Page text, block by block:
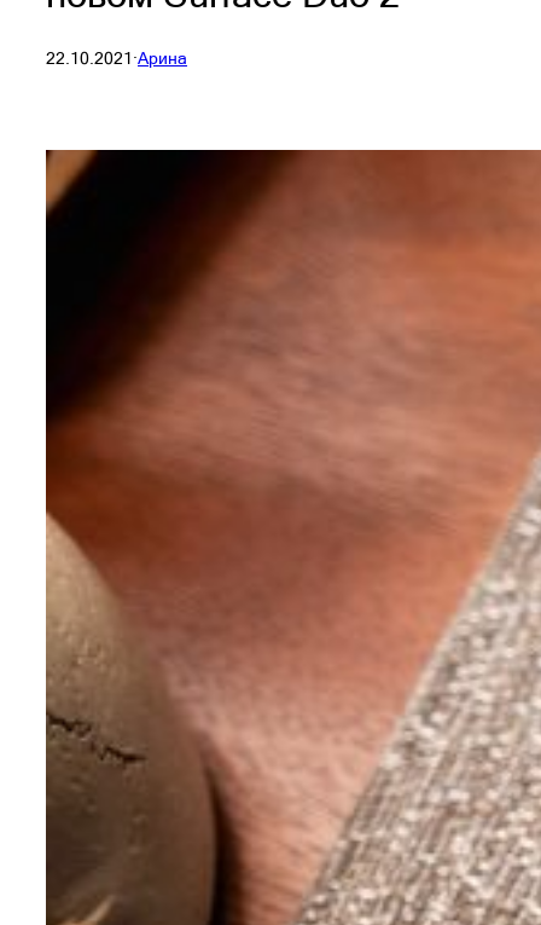
22.10.2021·Арина